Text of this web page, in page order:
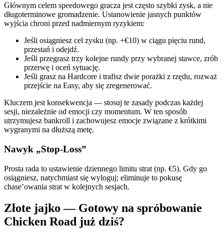
Głównym celem speedowego gracza jest często szybki zysk, a nie
długoterminowe gromadzenie. Ustanowienie jasnych punktów
wyjścia chroni przed nadmiernym ryzykiem:
Jeśli osiągniesz cel zysku (np. +€10) w ciągu pięciu rund,
przestań i odejdź.
Jeśli przegrasz trzy kolejne rundy przy wybranej stawce, zrób
przerwę i oceń sytuację.
Jeśli grasz na Hardcore i trafisz dwie porażki z rzędu, rozważ
przejście na Easy, aby się zregenerować.
Kluczem jest konsekwencja — stosuj te zasady podczas każdej
sesji, niezależnie od emocji czy momentum. W ten sposób
utrzymujesz bankroll i zachowujesz emocje związane z krótkimi
wygranymi na dłuższą metę.
Nawyk „Stop‑Loss”
Prosta rada to ustawienie dziennego limitu strat (np. €5). Gdy go
osiągniesz, natychmiast się wyloguj; eliminuje to pokusę
chase’owania strat w kolejnych sesjach.
Złote jajko — Gotowy na spróbowanie
Chicken Road już dziś?